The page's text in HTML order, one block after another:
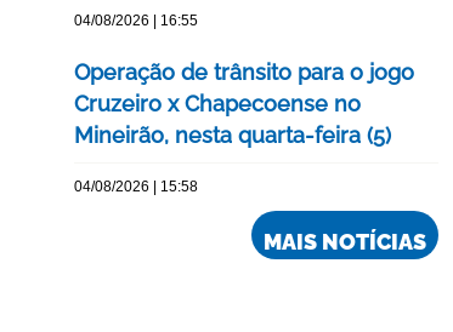
04/08/2026 | 16:55
Operação de trânsito para o jogo
Cruzeiro x Chapecoense no
Mineirão, nesta quarta-feira (5)
04/08/2026 | 15:58
MAIS NOTÍCIAS